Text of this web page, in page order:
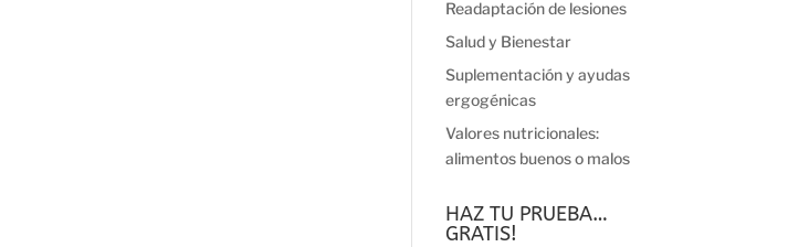
Readaptación de lesiones
Salud y Bienestar
Suplementación y ayudas
ergogénicas
Valores nutricionales:
alimentos buenos o malos
HAZ TU PRUEBA…
GRATIS!